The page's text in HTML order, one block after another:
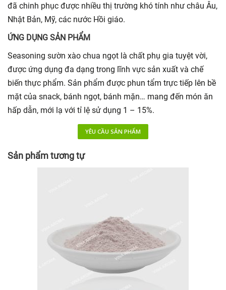
đã chinh phục được nhiều thị trường khó tính như châu Âu,
Nhật Bản, Mỹ, các nước Hồi giáo.
ỨNG DỤNG SẢN PHẨM
Seasoning sườn xào chua ngọt là chất phụ gia tuyệt vời,
được ứng dụng đa dạng trong lĩnh vực sản xuất và chế
biến thực phẩm. Sản phẩm được phun tẩm trực tiếp lên bề
mặt của snack, bánh ngọt, bánh mặn… mang đến món ăn
hấp dẫn, mới lạ với tỉ lệ sử dụng 1 – 15%.
YÊU CẦU SẢN PHẨM
Sản phẩm tương tự